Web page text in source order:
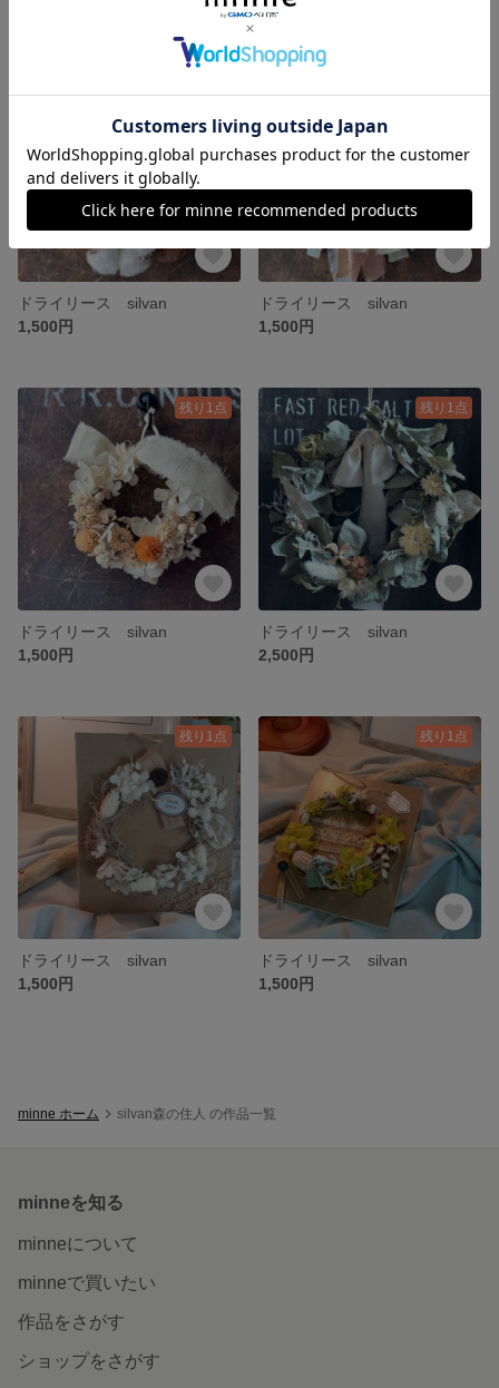
ドライリース silvan
1,500円
ドライリース silvan
1,500円
残り1点
ドライリース silvan
1,500円
残り1点
ドライリース silvan
2,500円
残り1点
ドライリース silvan
1,500円
残り1点
ドライリース silvan
1,500円
minne ホーム silvan森の住人 の作品一覧
minneを知る
minneについて
minneで買いたい
作品をさがす
ショップをさがす